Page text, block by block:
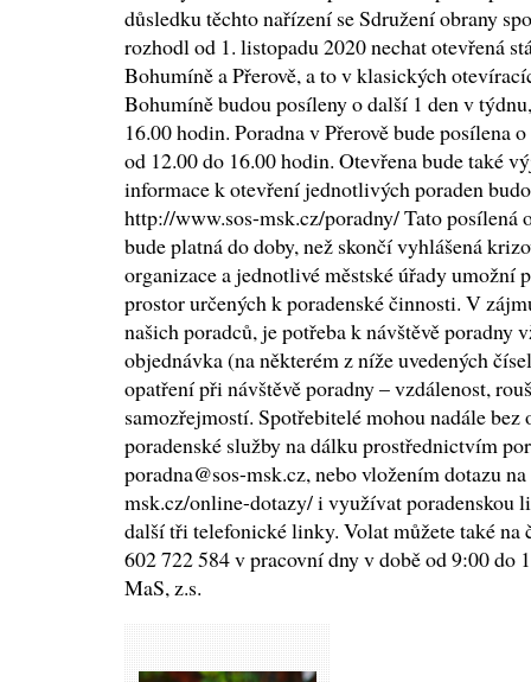
důsledku těchto nařízení se Sdružení obrany
rozhodl od 1. listopadu 2020 nechat otevřená
Bohumíně a Přerově, a to v klasických
Bohumíně budou posíleny o další 1 den v
16.00 hodin. Poradna v Přerově bude posílena
od 12.00 do 16.00 hodin. Otevřena bude také
informace k otevření jednotlivých poraden
http://www.sos-msk.cz/poradny/ Tato posílená
bude platná do doby, než skončí vyhlášená
organizace a jednotlivé městské úřady umožní
prostor určených k poradenské činnosti. V
našich poradců, je potřeba k návštěvě poradny
objednávka (na některém z níže uvedených
opatření při návštěvě poradny – vzdálenost,
samozřejmostí. Spotřebitelé mohou nadále bez
poradenské služby na dálku prostřednictvím
poradna@sos-msk.cz, nebo vložením dotazu
msk.cz/online-dotazy/ i využívat poradenskou
další tři telefonické linky. Volat můžete také na
602 722 584 v pracovní dny v době od 9:00 do
MaS, z.s.